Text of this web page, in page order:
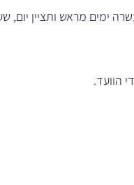
ימים מראש ותציין יום,
הוועד.